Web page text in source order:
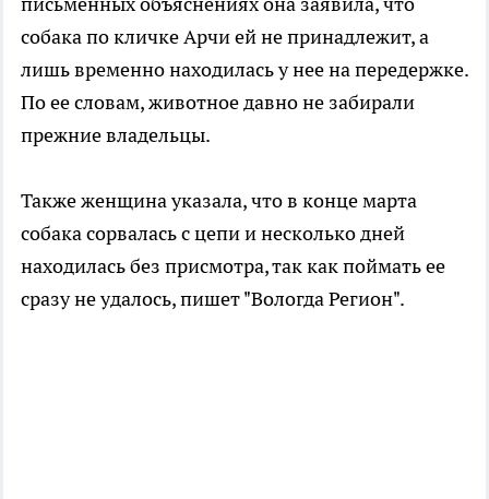
собака по кличке Арчи ей не принадлежит, а
лишь временно находилась у нее на передержке.
По ее словам, животное давно не забирали
прежние владельцы.
Также женщина указала, что в конце марта
собака сорвалась с цепи и несколько дней
находилась без присмотра, так как поймать ее
сразу не удалось, пишет "Вологда Регион".